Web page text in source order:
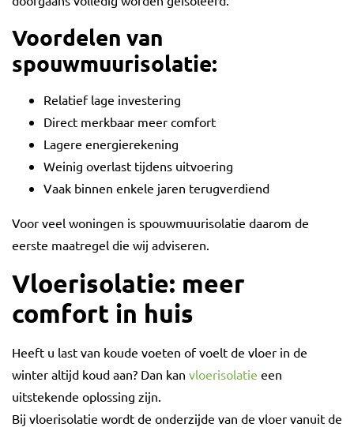
Voordelen van
spouwmuurisolatie:
Relatief lage investering
Direct merkbaar meer comfort
Lagere energierekening
Weinig overlast tijdens uitvoering
Vaak binnen enkele jaren terugverdiend
Voor veel woningen is spouwmuurisolatie daarom de
eerste maatregel die wij adviseren.
Vloerisolatie: meer
comfort in huis
Heeft u last van koude voeten of voelt de vloer in de
winter altijd koud aan? Dan kan vloerisolatie een
uitstekende oplossing zijn.
Bij vloerisolatie wordt de onderzijde van de vloer vanuit de